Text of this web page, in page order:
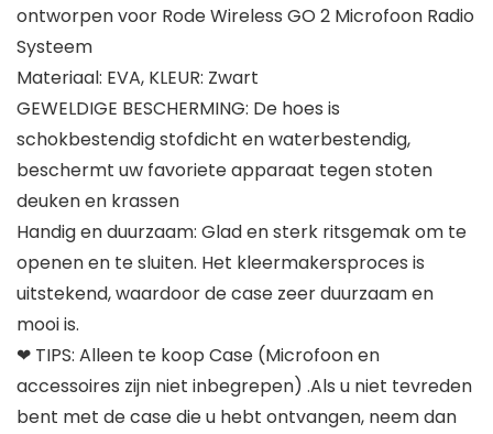
ontworpen voor Rode Wireless GO 2 Microfoon Radio
Systeem
Materiaal: EVA, KLEUR: Zwart
GEWELDIGE BESCHERMING: De hoes is
schokbestendig stofdicht en waterbestendig,
beschermt uw favoriete apparaat tegen stoten
deuken en krassen
Handig en duurzaam: Glad en sterk ritsgemak om te
openen en te sluiten. Het kleermakersproces is
uitstekend, waardoor de case zeer duurzaam en
mooi is.
❤ TIPS: Alleen te koop Case (Microfoon en
accessoires zijn niet inbegrepen) .Als u niet tevreden
bent met de case die u hebt ontvangen, neem dan